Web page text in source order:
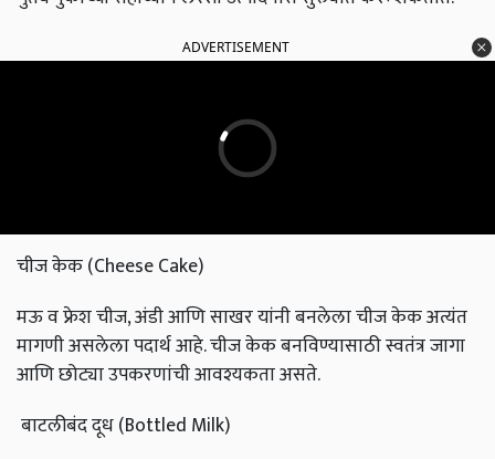
ADVERTISEMENT
चीज केक (Cheese Cake)
मऊ व फ्रेश चीज, अंडी आणि साखर यांनी बनलेला चीज केक अत्यंत
मागणी असलेला पदार्थ आहे. चीज केक बनविण्यासाठी स्वतंत्र जागा
आणि छोट्या उपकरणांची आवश्यकता असते.
बाटलीबंद दूध (Bottled Milk)